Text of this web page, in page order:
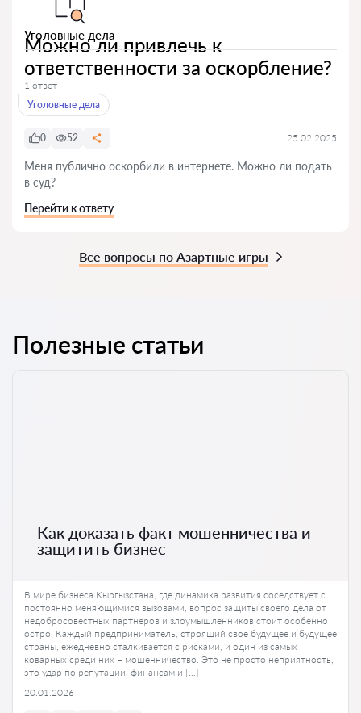
Уголовные дела
Можно ли привлечь к
ответственности за оскорбление?
1 ответ
Уголовные дела
0 52 25.02.2025
Меня публично оскорбили в интернете. Можно ли подать
в суд?
Перейти к ответу
Все вопросы по Азартные игры
Полезные статьи
Как доказать факт мошенничества и
защитить бизнес
В мире бизнеса Кыргызстана, где динамика развития соседствует с
постоянно меняющимися вызовами, вопрос защиты своего дела от
недобросовестных партнеров и злоумышленников стоит особенно
остро. Каждый предприниматель, строящий свое будущее и будущее
страны, ежедневно сталкивается с рисками, и один из самых
коварных среди них – мошенничество. Это не просто неприятность,
это удар по репутации, финансам и […]
20.01.2026